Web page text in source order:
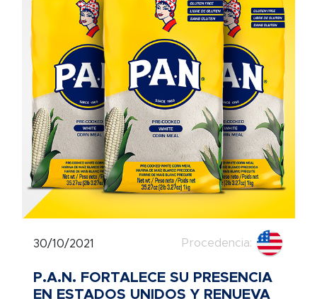
30/10/2021 Procedencia:
P.A.N. FORTALECE SU PRESENCIA
EN ESTADOS UNIDOS Y RENUEVA